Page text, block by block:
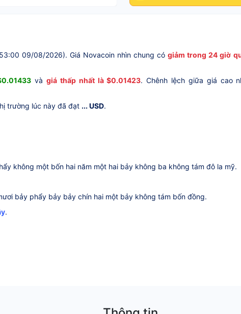
09/08/2026). Giá Novacoin nhìn chung cógiảm trong 24 giờ
và giá thấp nhất là $0.01423. Chênh lệch giữa giá cao
trường lúc này đã đạt ... USD.
không một bốn hai năm một hai bảy không ba không tám đô la mỹ.
bảy phẩy bảy bảy chín hai một bảy không tám bốn đồng.
.